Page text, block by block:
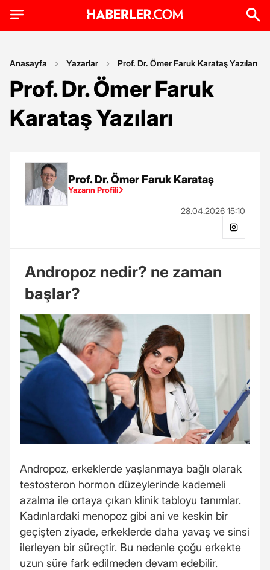
Anasayfa Yazarlar Prof. Dr. Ömer Faruk Karataş Yazıları
Prof. Dr. Ömer Faruk
Karataş Yazıları
Prof. Dr. Ömer Faruk Karataş
Yazarın Profili
28.04.2026 15:10
Andropoz nedir? ne zaman
başlar?
Andropoz, erkeklerde yaşlanmaya bağlı olarak
testosteron hormon düzeylerinde kademeli
azalma ile ortaya çıkan klinik tabloyu tanımlar.
Kadınlardaki menopoz gibi ani ve keskin bir
geçişten ziyade, erkeklerde daha yavaş ve sinsi
ilerleyen bir süreçtir. Bu nedenle çoğu erkekte
uzun süre fark edilmeden devam edebilir.